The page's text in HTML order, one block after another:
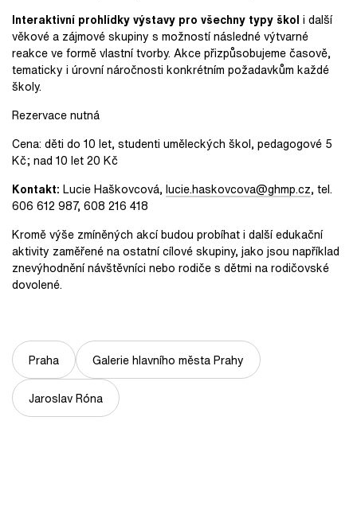
Interaktivní prohlídky výstavy pro všechny typy škol i další
věkové a zájmové skupiny s možností následné výtvarné
reakce ve formě vlastní tvorby. Akce přizpůsobujeme časově,
tematicky i úrovní náročnosti konkrétním požadavkům každé
školy.
Rezervace nutná
Cena: děti do 10 let, studenti uměleckých škol, pedagogové 5
Kč; nad 10 let 20 Kč
Kontakt: Lucie Haškovcová, lucie.haskovcova@ghmp.cz, tel.
606 612 987, 608 216 418
Kromě výše zmíněných akcí budou probíhat i další edukační
aktivity zaměřené na ostatní cílové skupiny, jako jsou například
znevýhodnění návštěvníci nebo rodiče s dětmi na rodičovské
dovolené.
Praha Galerie hlavního města Prahy
Jaroslav Róna